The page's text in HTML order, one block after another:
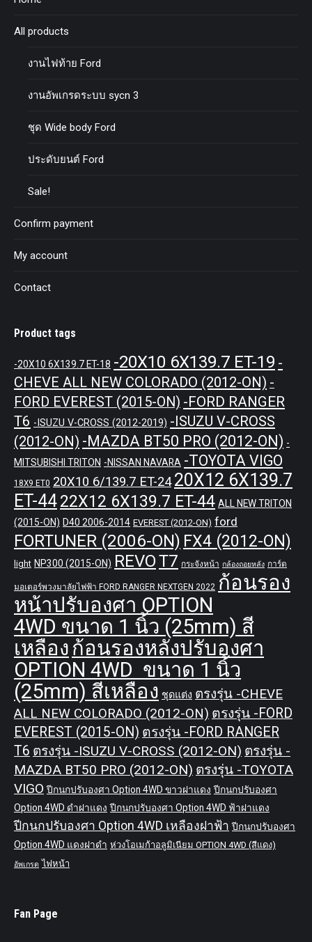
All products
งานไฟท้าย Ford
งานอัพเกรดระบบ sycn 3
ชุด Wide body Ford
ประดับยนต์ Ford
Sale!
Confirm payment
My account
Contact
Product tags
-20X10 6X139.7 ET-18 -20X10 6X139.7 ET-19 -
CHEVE ALL NEW COLORADO (2012-ON) -
FORD EVEREST (2015-ON) -FORD RANGER
T6 -ISUZU V-CROSS (2012-2019) -ISUZU V-CROSS
(2012-ON) -MAZDA BT50 PRO (2012-ON) -
MITSUBISHI TRITON -NISSAN NAVARA -TOYOTA VIGO
18X9 ET0 20X10 6/139.7 ET-24 20X12 6X139.7
ET-4422X12 6X139.7 ET-44 ALL NEW TRITON
(2015-ON) D40 2006-2014 EVEREST (2012-ON) ford
FORTUNER (2006-ON) FX4 (2012-ON)
light NP300 (2015-ON) REVOT7 กระจังหน้า กล้องถอยหลัง การ์ด
มอเตอร์พวงมาลัยไฟฟ้า FORD RANGER NEXTGEN 2022 ก้อนรอง
หน้าปรับองศา OPTION
4WD ขนาด 1 นิ้ว (25mm) สี
เหลือง ก้อนรองหลังปรับองศา
OPTION 4WD ขนาด 1 นิ้ว
(25mm) สีเหลือง ชุดแต่ง ตรงรุ่น -CHEVE
ALL NEW COLORADO (2012-ON) ตรงรุ่น -FORD
EVEREST (2015-ON) ตรงรุ่น -FORD RANGER
T6 ตรงรุ่น -ISUZU V-CROSS (2012-ON) ตรงรุ่น -
MAZDA BT50 PRO (2012-ON) ตรงรุ่น -TOYOTA
VIGO ปีกนกปรับองศา Option 4WD ขาวฝาแดง ปีกนกปรับองศา
Option 4WD ดำฝาแดง ปีกนกปรับองศา Option 4WD ฟ้าฝาแดง
ปีกนกปรับองศา Option 4WD เหลืองฝาฟ้า ปีกนกปรับองศา
Option 4WD แดงฝาดำ ห่วงโอเมก้าอลูมิเนียม OPTION 4WD (สีแดง)
อัพเกรด ไฟหน้า
Fan Page